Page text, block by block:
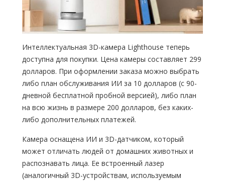
Интеллектуальная 3D-камера Lighthouse теперь
доступна для покупки. Цена камеры составляет 299
долларов. При оформлении заказа можно выбрать
либо план обслуживания ИИ за 10 долларов (с 90-
дневной бесплатной пробной версией), либо план
на всю жизнь в размере 200 долларов, без каких-
либо дополнительных платежей.
Камера оснащена ИИ и 3D-датчиком, который
может отличать людей от домашних животных и
распознавать лица. Ее встроенный лазер
(аналогичный 3D-устройствам, используемым